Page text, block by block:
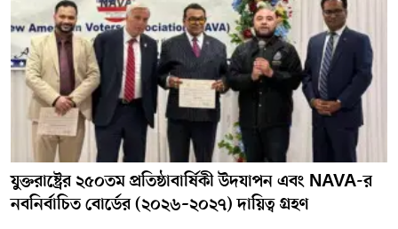
যুক্তরাষ্ট্রের ২৫০তম প্রতিষ্ঠাবার্ষিকী উদযাপন এবং NAVA-র
নবনির্বাচিত বোর্ডের (২০২৬–২০২৭) দায়িত্ব গ্রহণ